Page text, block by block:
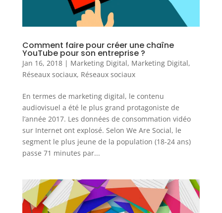
Comment faire pour créer une chaîne
YouTube pour son entreprise ?
Jan 16, 2018| Marketing Digital, Marketing Digital,
Réseaux sociaux, Réseaux sociaux
En termes de marketing digital, le contenu
audiovisuel a été le plus grand protagoniste de
l’année 2017. Les données de consommation vidéo
sur Internet ont explosé. Selon We Are Social, le
segment le plus jeune de la population (18-24 ans)
passe 71 minutes par...